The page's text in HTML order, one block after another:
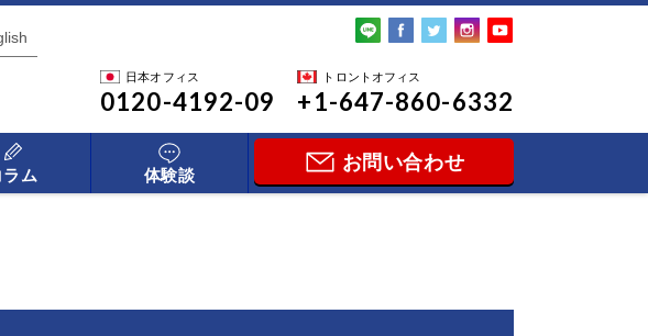
日本オフィス
0120-4192-09
トロントオフィス
+1-647-860-6332
ラム 体験談
お問い合わせ